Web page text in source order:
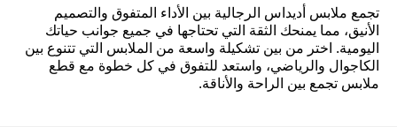
تجمع ملابس أديداس الرجالية بين الأداء المتفوق والتصميم
الأنيق، مما يمنحك الثقة التي تحتاجها في جميع جوانب حياتك
اليومية. اختر من بين تشكيلة واسعة من الملابس التي تتنوع بين
الكاجوال والرياضي، واستعد للتفوق في كل خطوة مع قطع
ملابس تجمع بين الراحة والأناقة.